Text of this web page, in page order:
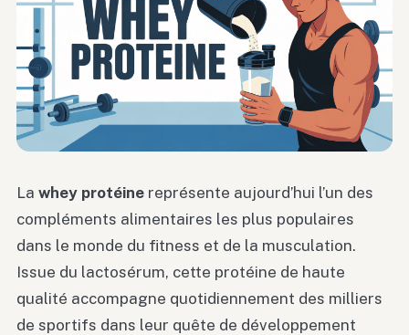
La whey protéine représente aujourd’hui l’un des
compléments alimentaires les plus populaires
dans le monde du fitness et de la musculation.
Issue du lactosérum, cette protéine de haute
qualité accompagne quotidiennement des milliers
de sportifs dans leur quête de développement